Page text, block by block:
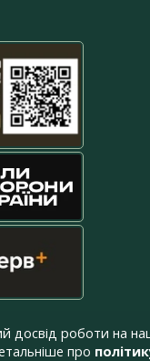
роботи на
про